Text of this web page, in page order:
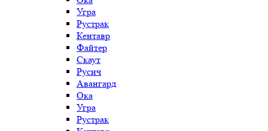
Угра
Рустрак
Кентавр
Файтер
Скаут
Русич
Авангард
Ока
Угра
Рустрак